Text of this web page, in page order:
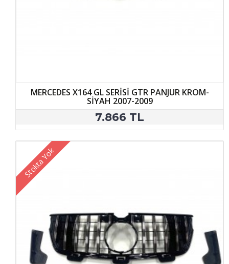
MERCEDES X164 GL SERİSİ GTR PANJUR KROM-
SİYAH 2007-2009
7.866 TL
Stokta Yok